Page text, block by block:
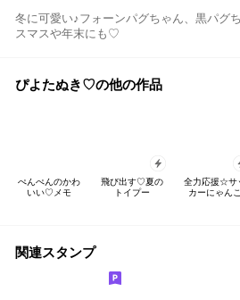
冬に可愛い♪フォーンパグちゃん、黒パグ
スマスや年末にも♡
ぴよたぬき♡の他の作品
ぺんぺんのかわ
いい♡メモ
飛び出す♡夏の
トイプー
全力応援☆サ
カーにゃんこ
関連スタンプ